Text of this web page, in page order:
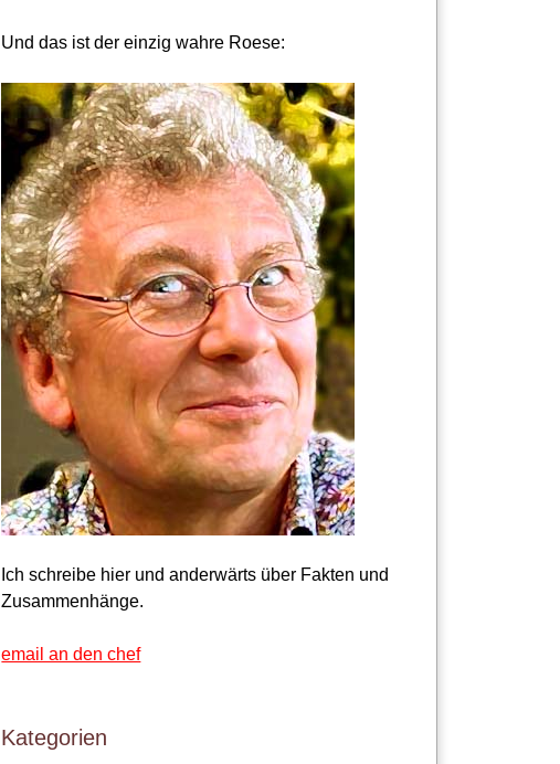
Und das ist der einzig wahre Roese:
Ich schreibe hier und anderwärts über Fakten und
Zusammenhänge.
email an den chef
Kategorien